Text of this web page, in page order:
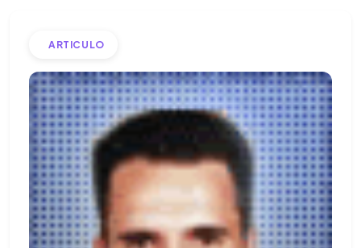
ARTICULO